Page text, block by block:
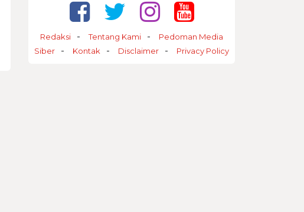
Redaksi Tentang Kami
Pedoman Media
Siber
Kontak Disclaimer Privacy Policy